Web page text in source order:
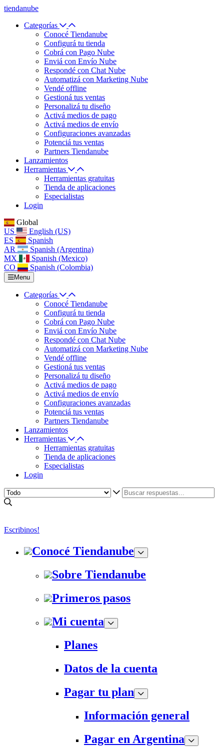
tiendanube
Categorías
Conocé Tiendanube
Configurá tu tienda
Cobrá con Pago Nube
Enviá con Envío Nube
Respondé con Chat Nube
Automatizá con Marketing Nube
Vendé offline
Gestioná tus ventas
Personalizá tu diseño
Activá medios de pago
Activá medios de envío
Configuraciones avanzadas
Potenciá tus ventas
Partners Tiendanube
Lanzamientos
Herramientas
Herramientas gratuitas
Tienda de aplicaciones
Especialistas
Login
Global
US
English (US)
ES
Spanish
AR
Spanish (Argentina)
MX
Spanish (Mexico)
CO
Spanish (Colombia)
Menu
Categorías
Conocé Tiendanube
Configurá tu tienda
Cobrá con Pago Nube
Enviá con Envío Nube
Respondé con Chat Nube
Automatizá con Marketing Nube
Vendé offline
Gestioná tus ventas
Personalizá tu diseño
Activá medios de pago
Activá medios de envío
Configuraciones avanzadas
Potenciá tus ventas
Partners Tiendanube
Lanzamientos
Herramientas
Herramientas gratuitas
Tienda de aplicaciones
Especialistas
Login
Escribinos!
Conocé Tiendanube
Sobre Tiendanube
Primeros pasos
Mi cuenta
Planes
Datos de la cuenta
Pagar tu plan
Información general
Pagar en Argentina